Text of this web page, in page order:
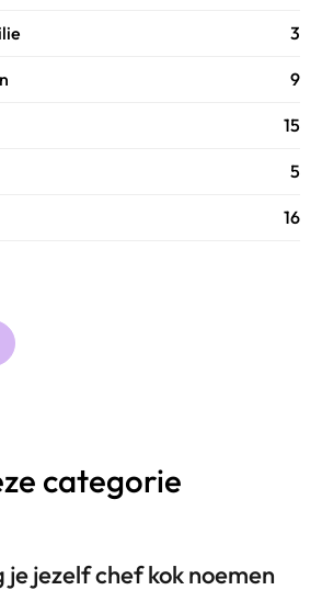
3
9
15
5
16
categorie
jezelf chef kok noemen